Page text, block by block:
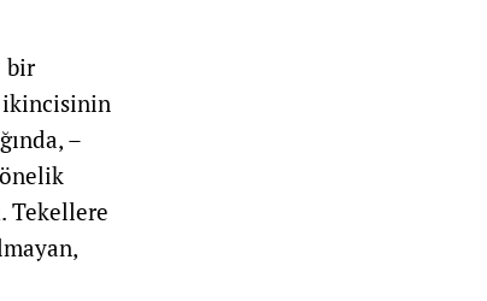
bir
ikincisinin
–
Tekellere